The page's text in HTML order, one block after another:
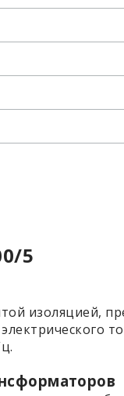
5
изоляцией,